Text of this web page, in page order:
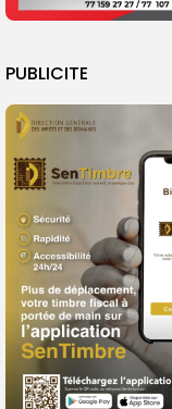
PUBLICITE